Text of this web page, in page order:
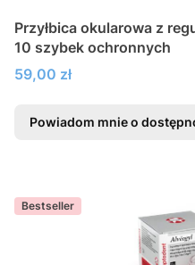
Przyłbica okularowa z
10 szybek ochronnych
Cena
59,00 zł
Powiadom mnie o
Bestseller